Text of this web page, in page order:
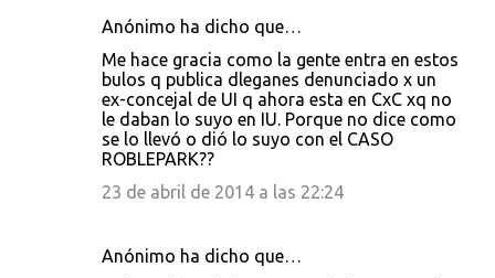
Anónimo ha dicho que…
Me hace gracia como la gente entra en estos
bulos q publica dleganes denunciado x un
ex-concejal de UI q ahora esta en CxC xq no
le daban lo suyo en IU. Porque no dice como
se lo llevó o dió lo suyo con el CASO
ROBLEPARK??
23 de abril de 2014 a las 22:24
Anónimo ha dicho que…